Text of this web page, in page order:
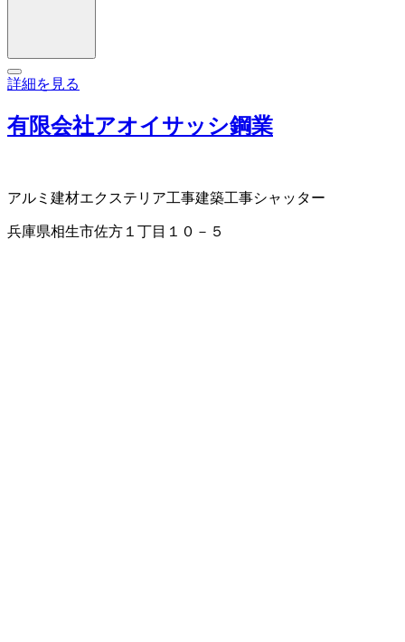
詳細を見る
有限会社アオイサッシ鋼業
アルミ建材エクステリア工事建築工事シャッター
兵庫県相生市佐方１丁目１０－５